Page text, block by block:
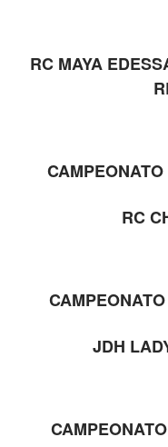
RC MAYA
RC
JDH